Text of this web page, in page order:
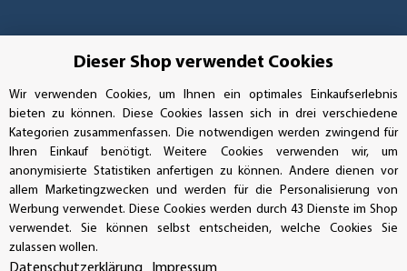
Vertrag widerrufen
Dieser Shop verwendet Cookies
Wir verwenden Cookies, um Ihnen ein optimales Einkaufserlebnis
bieten zu können. Diese Cookies lassen sich in drei verschiedene
Kategorien zusammenfassen. Die notwendigen werden zwingend für
Ihren Einkauf benötigt. Weitere Cookies verwenden wir, um
anonymisierte Statistiken anfertigen zu können. Andere dienen vor
allem Marketingzwecken und werden für die Personalisierung von
Werbung verwendet. Diese Cookies werden durch 43 Dienste im Shop
verwendet. Sie können selbst entscheiden, welche Cookies Sie
zulassen wollen.